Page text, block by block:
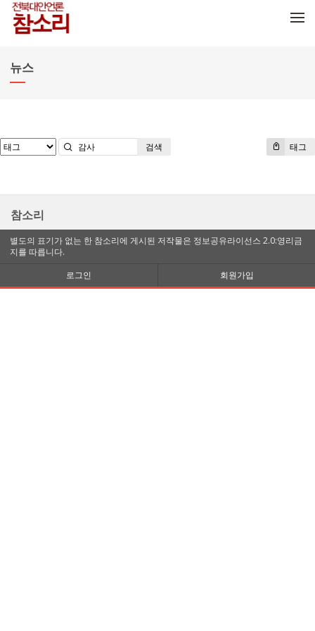
뉴스
태그
검색
참소리
별도의 표기가 없는 한 참소리에 게시된 저작물은 정보공유라이선스 2.0:영리금
지를 따릅니다.
로그인
회원가입